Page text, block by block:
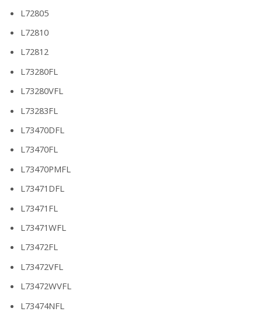
L72805
L72810
L72812
L73280FL
L73280VFL
L73283FL
L73470DFL
L73470FL
L73470PMFL
L73471DFL
L73471FL
L73471WFL
L73472FL
L73472VFL
L73472WVFL
L73474NFL